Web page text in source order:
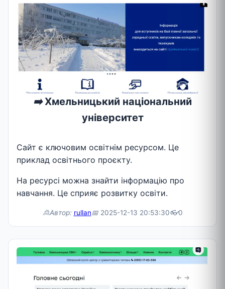
➡️Хмельницький національний
університет
Сайт є ключовим освітнім ресурсом. Це
приклад освітнього проєкту.
На ресурсі можна знайти інформацію про
навчання. Це сприяє розвитку освіти.
🙎Автор: rullan📅2025-12-13 20:53:30👓0